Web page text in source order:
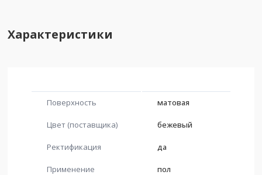
Характеристики
Поверхность матовая
Цвет (поставщика) бежевый
Ректификация да
Применение пол